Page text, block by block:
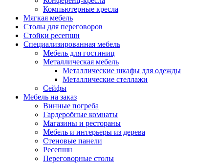
Компьютерные кресла
Мягкая мебель
Столы для переговоров
Стойки ресепшн
Специализированная мебель
Мебель для гостиниц
Металлическая мебель
Металлические шкафы для одежды
Металлические стеллажи
Сейфы
Мебель на заказ
Винные погреба
Гардеробные комнаты
Магазины и рестораны
Мебель и интерьеры из дерева
Стеновые панели
Ресепшн
Переговорные столы